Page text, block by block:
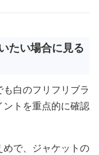
たい場合に見る
白のフリフリブラ
トを重点的に確認
めで、ジャケットの